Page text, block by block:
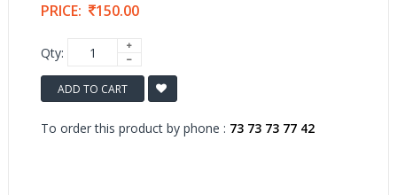
PRICE: 150.00
Qty:
ADD TO CART
To order this product by phone : 73 73 73 77 42